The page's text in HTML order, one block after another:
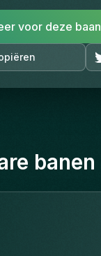
voor deze baan
banen